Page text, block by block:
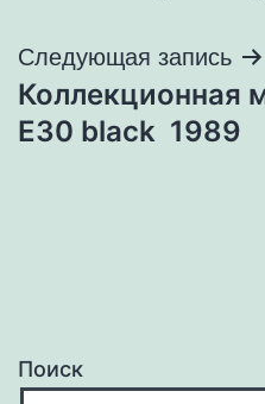
Следующая запись
Коллекционная
E30 black 1989
Поиск